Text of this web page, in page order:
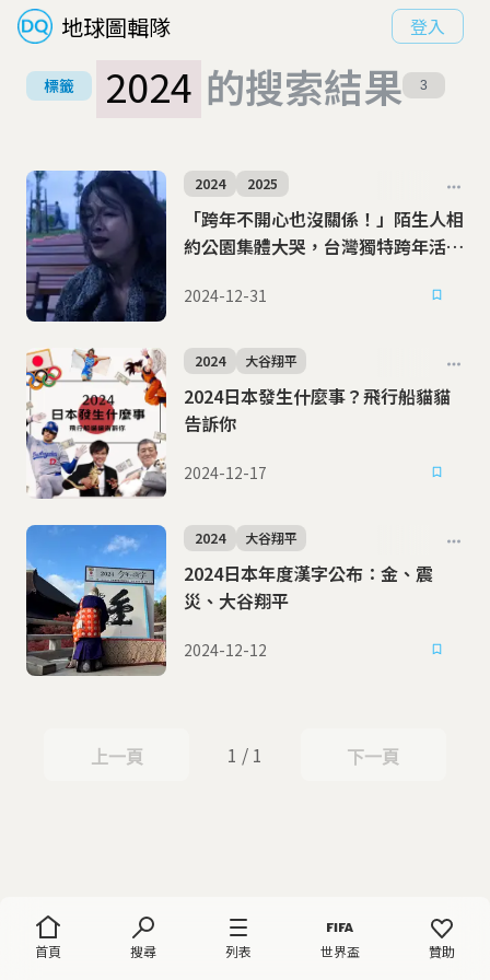
地球圖輯隊 登入
首頁 搜尋 列表 世界盃 贊助
標籤 2024 的搜索結果 3
「跨年不開心也沒關係！」陌生人相
約公園集體大哭，台灣獨特跨年活動
2024 2025
2024-12-31
2024日本發生什麼事？飛行船貓貓
告訴你
2024 大谷翔平
2024-12-17
2024日本年度漢字公布：金、震
災、大谷翔平
2024 大谷翔平
2024-12-12
上一頁
上一頁 1 / 1 下一頁
下一頁